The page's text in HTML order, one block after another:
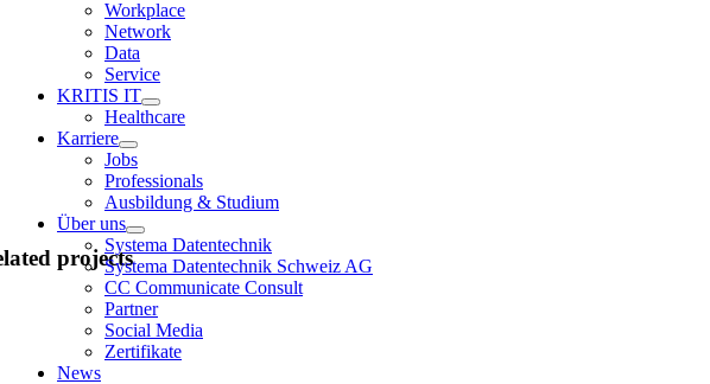
Workplace
Network
Data
Service
KRITIS IT
Healthcare
Karriere
Jobs
Professionals
Ausbildung & Studium
Über uns
Systema Datentechnik
Systema Datentechnik Schweiz AG
CC Communicate Consult
Partner
Social Media
Zertifikate
News
projects